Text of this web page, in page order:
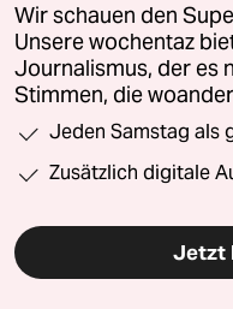
Wir schauen den
Unsere wochentaz
Journalismus, der es
Stimmen, die
Jeden Samstag als
Zusätzlich digitale
Jetzt